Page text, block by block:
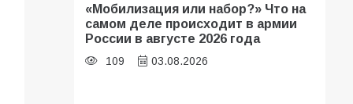
«Мобилизация или набор?» Что на
самом деле происходит в армии
России в августе 2026 года
109 03.08.2026